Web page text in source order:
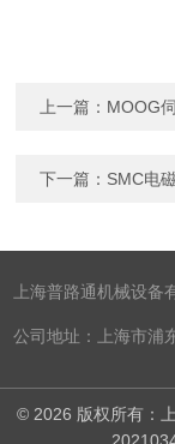
上一篇： MOOG
下一篇： SMC电
上海普路通机械设备
公司地址：上海市浦
© 2026 版权所有：